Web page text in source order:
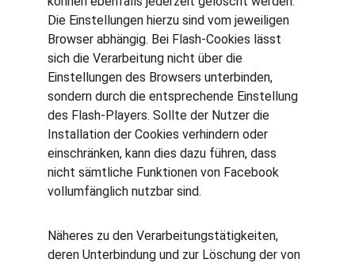
Die Einstellungen hierzu sind vom jeweiligen
Browser abhängig. Bei Flash-Cookies lässt
sich die Verarbeitung nicht über die
Einstellungen des Browsers unterbinden,
sondern durch die entsprechende Einstellung
des Flash-Players. Sollte der Nutzer die
Installation der Cookies verhindern oder
einschränken, kann dies dazu führen, dass
nicht sämtliche Funktionen von Facebook
vollumfänglich nutzbar sind.
Näheres zu den Verarbeitungstätigkeiten,
deren Unterbindung und zur Löschung der von